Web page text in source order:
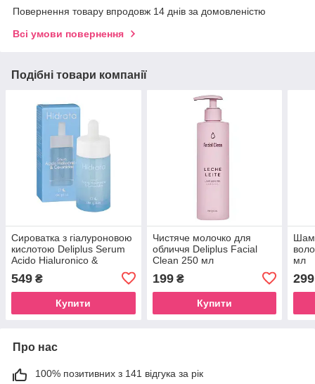
Повернення товару впродовж 14 днів за домовленістю
Всі умови повернення
Подібні товари компанії
Сироватка з гіалуроновою
кислотою Deliplus Serum
Acido Hialuronico &
549 ₴
Купити
Чистяче молочко для
обличчя Deliplus Facial
Clean 250 мл
199₴
Купити
мл
299
Про нас
100% позитивних з 141 відгука за рік